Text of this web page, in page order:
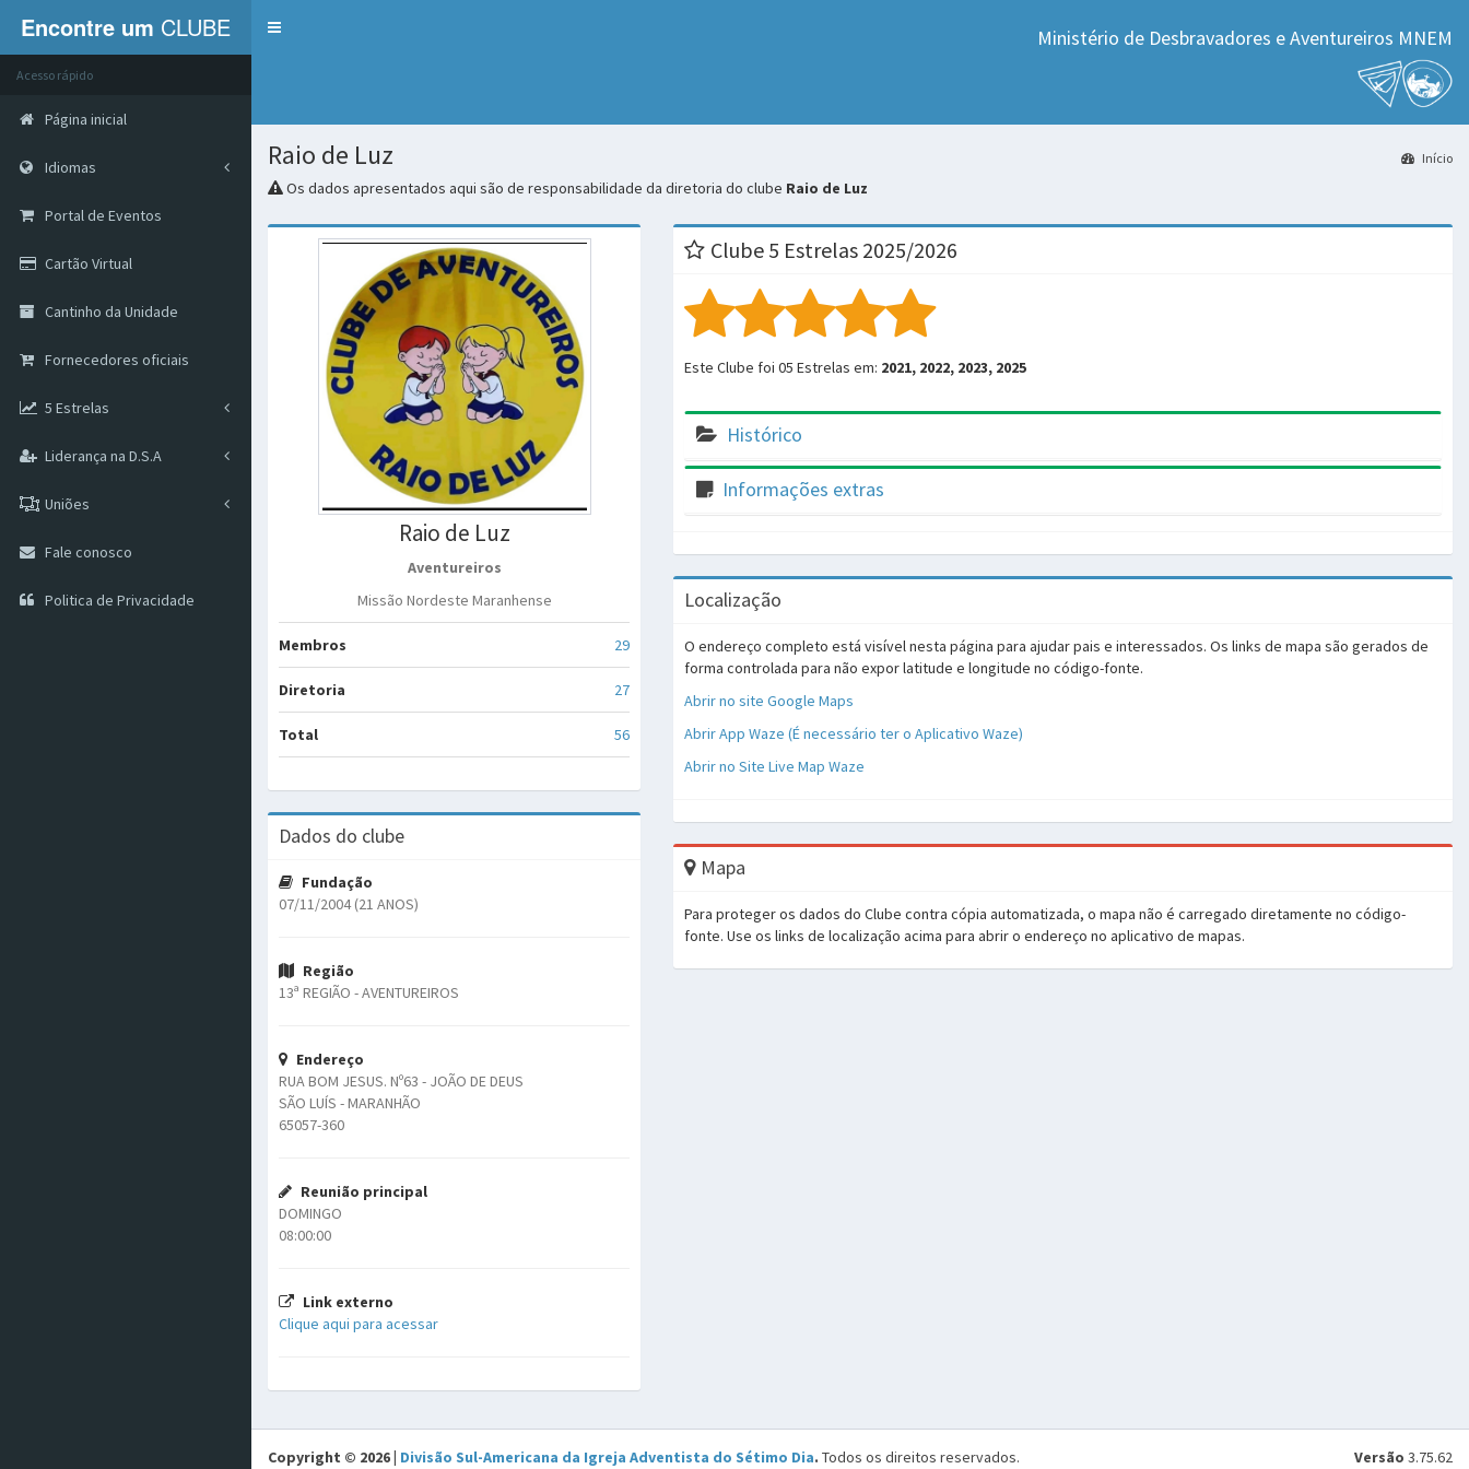
Encontre um CLUBE Menu Ministério de Desbravadores e Aventureiros MNEM
Acesso rápido
Página inicial
Idiomas
Portal de Eventos
Cartão Virtual
Cantinho da Unidade
Fornecedores oficiais
5 Estrelas
Liderança na D.S.A
Uniões
Fale conosco
Politica de Privacidade
Raio de Luz
Os dados apresentados aqui são de responsabilidade da diretoria do clube Raio de Luz
Início
Raio de Luz
Aventureiros
Missão Nordeste Maranhense
Membros 29
Diretoria 27
Total 56
Dados do clube
Fundação
07/11/2004 (21 ANOS)
Região
13ª REGIÃO - AVENTUREIROS
Endereço
RUA BOM JESUS. Nº63 - JOÃO DE DEUS
SÃO LUÍS - MARANHÃO
65057-360
Reunião principal
DOMINGO
08:00:00
Link externo
Clique aqui para acessar
Clube 5 Estrelas 2025/2026
Este Clube foi 05 Estrelas em: 2021, 2022, 2023, 2025
Histórico
Informações extras
Localização
O endereço completo está visível nesta página para ajudar pais e interessados. Os links de mapa são gerados de
forma controlada para não expor latitude e longitude no código-fonte.
Abrir no site Google Maps
Abrir App Waze (É necessário ter o Aplicativo Waze)
Abrir no Site Live Map Waze
Mapa
Para proteger os dados do Clube contra cópia automatizada, o mapa não é carregado diretamente no código-
fonte. Use os links de localização acima para abrir o endereço no aplicativo de mapas.
Versão 3.75.62
Copyright © 2026 | Divisão Sul-Americana da Igreja Adventista do Sétimo Dia. Todos os direitos reservados.